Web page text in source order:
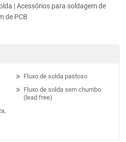
| Acessórios para soldagem de
de PCB
Fluxo de solda pastoso
Fluxo de solda sem chumbo
(lead free)